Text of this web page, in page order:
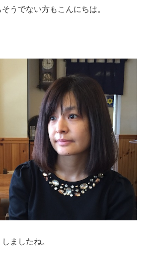
うでない方もこんにちは。
ましたね。